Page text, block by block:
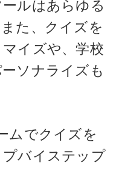
ルはあらゆる
た、クイズを
イズや、学校
ソナライズも
ムでクイズを
バイステップ